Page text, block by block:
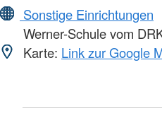
Sonstige Einrichtungen
Werner-Schule vom
Karte: Link zur Google